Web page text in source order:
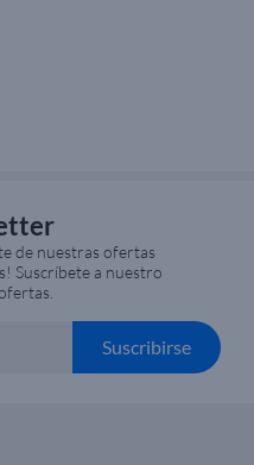
de nuestras ofertas
Suscríbete a nuestro
Suscribirse